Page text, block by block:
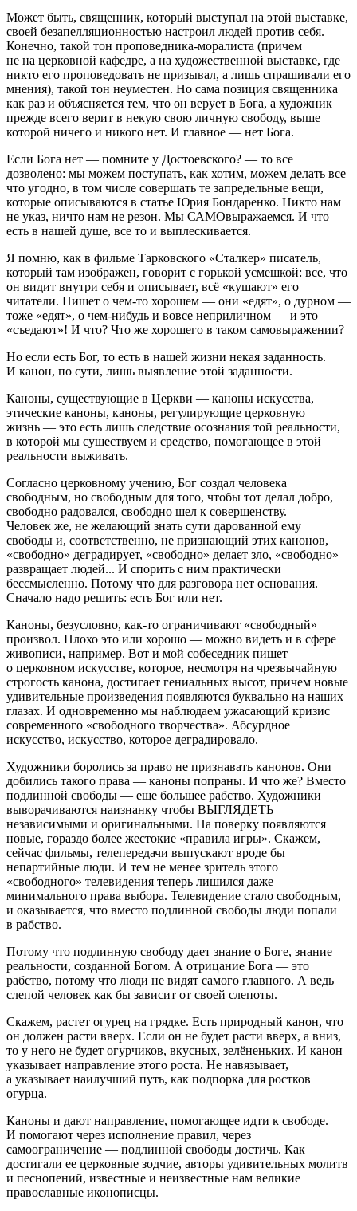
Может быть, священник, который выступал на этой выставке,
своей безапелляционностью настроил людей против себя.
Конечно, такой тон проповедника-моралиста (причем
не на церковной кафедре, а на художественной выставке, где
никто его проповедовать не призывал, а лишь спрашивали его
мнения), такой тон неуместен. Но сама позиция священника
как раз и объясняется тем, что он верует в Бога, а художник
прежде всего верит в некую свою личную свободу, выше
которой ничего и никого нет. И главное — нет Бога.
Если Бога нет — помните у Достоевского? — то все
дозволено: мы можем поступать, как хотим, можем делать все
что угодно, в том числе совершать те запредельные вещи,
которые описываются в статье Юрия Бондаренко. Никто нам
не указ, ничто нам не резон. Мы САМОвыражаемся. И что
есть в нашей душе, все то и выплескивается.
Я помню, как в фильме Тарковского «Сталкер» писатель,
который там изображен, говорит с горькой усмешкой: все, что
он видит внутри себя и описывает, всё «кушают» его
читатели. Пишет о чем-то хорошем — они «едят», о дурном —
тоже «едят», о чем-нибудь и вовсе неприличном — и это
«съедают»! И что? Что же хорошего в таком самовыражении?
Но если есть Бог, то есть в нашей жизни некая заданность.
И канон, по сути, лишь выявление этой заданности.
Каноны, существующие в Церкви — каноны искусства,
этические каноны, каноны, регулирующие церковную
жизнь — это есть лишь следствие осознания той реальности,
в которой мы существуем и средство, помогающее в этой
реальности выживать.
Согласно церковному учению, Бог создал человека
свободным, но свободным для того, чтобы тот делал добро,
свободно радовался, свободно шел к совершенству.
Человек же, не желающий знать сути дарованной ему
свободы и, соответственно, не признающий этих канонов,
«свободно» деградирует, «свободно» делает зло, «свободно»
развращает людей... И спорить с ним практически
бессмысленно. Потому что для разговора нет основания.
Сначало надо решить: есть Бог или нет.
Каноны, безусловно, как-то ограничивают «свободный»
произвол. Плохо это или хорошо — можно видеть и в сфере
живописи, например. Вот и мой собеседник пишет
о церковном искусстве, которое, несмотря на чрезвычайную
строгость канона, достигает гениальных высот, причем новые
удивительные произведения появляются буквально на наших
глазах. И одновременно мы наблюдаем ужасающий кризис
современного «свободного творчества». Абсурдное
искусство, искусство, которое деградировало.
Художники боролись за право не признавать канонов. Они
добились такого права — каноны попраны. И что же? Вместо
подлинной свободы — еще большее рабство. Художники
выворачиваются наизнанку чтобы ВЫГЛЯДЕТЬ
независимыми и оригинальными. На поверку появляются
новые, гораздо более жестокие «правила игры». Скажем,
сейчас фильмы, телепередачи выпускают вроде бы
непартийные люди. И тем не менее зритель этого
«свободного» телевидения теперь лишился даже
минимального права выбора. Телевидение стало свободным,
и оказывается, что вместо подлинной свободы люди попали
в рабство.
Потому что подлинную свободу дает знание о Боге, знание
реальности, созданной Богом. А отрицание Бога — это
рабство, потому что люди не видят самого главного. А ведь
слепой человек как бы зависит от своей слепоты.
Скажем, растет огурец на грядке. Есть природный канон, что
он должен расти вверх. Если он не будет расти вверх, а вниз,
то у него не будет огурчиков, вкусных, зелёненьких. И канон
указывает направление этого роста. Не навязывает,
а указывает наилучший путь, как подпорка для ростков
огурца.
Каноны и дают направление, помогающее идти к свободе.
И помогают через исполнение правил, через
самоограничение — подлинной свободы достичь. Как
достигали ее церковные зодчие, авторы удивительных молитв
и песнопений, известные и неизвестные нам великие
православные иконописцы.